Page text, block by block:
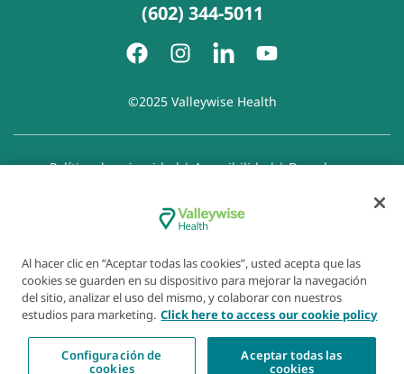
(602) 344-5011
©2025 Valleywise Health
Política de privacidad|Accesibilidad|Derechos y
Aviso de Prohibición de la Discriminación
Exención de responsabilidad con respecto a sitios web
Al hacer clic en “Aceptar todas las cookies”, usted acepta que las
cookies se guarden en su dispositivo para mejorar la navegación
del sitio, analizar el uso del mismo, y colaborar con nuestros
estudios para marketing. Click here to access our cookie policy
Configuración de
cookies
Aceptar todas las
cookies